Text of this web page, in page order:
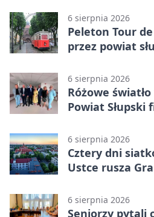
6 sierpnia 2026
Peleton Tour
przez powiat
6 sierpnia 2026
Różowe
Powiat Słupski
6 sierpnia 2026
Cztery dni
Ustce rusza
6 sierpnia 2026
Seniorzy pytali